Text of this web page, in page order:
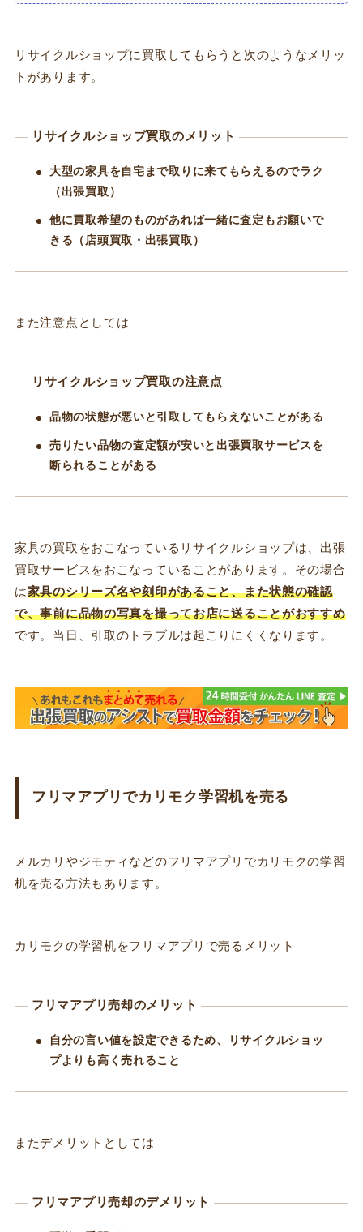
リサイクルショップに買取してもらうと次のようなメリッ
トがあります。
リサイクルショップ買取のメリット
大型の家具を自宅まで取りに来てもらえるのでラク
（出張買取）
他に買取希望のものがあれば一緒に査定もお願いで
きる（店頭買取・出張買取）
また注意点としては
リサイクルショップ買取の注意点
品物の状態が悪いと引取してもらえないことがある
売りたい品物の査定額が安いと出張買取サービスを
断られることがある
家具の買取をおこなっているリサイクルショップは、出張
買取サービスをおこなっていることがあります。その場合
は家具のシリーズ名や刻印があること、また状態の確認
で、事前に品物の写真を撮ってお店に送ることがおすすめ
です。当日、引取のトラブルは起こりにくくなります。
フリマアプリでカリモク学習机を売る
メルカリやジモティなどのフリマアプリでカリモクの学習
机を売る方法もあります。
カリモクの学習机をフリマアプリで売るメリット
フリマアプリ売却のメリット
自分の言い値を設定できるため、リサイクルショッ
プよりも高く売れること
またデメリットとしては
フリマアプリ売却のデメリット